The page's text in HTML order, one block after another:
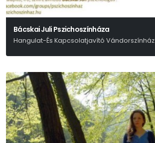
Bácskai Juli Pszichoszínháza
Hangulat-És Kapcsolatjavító Vándorszínház